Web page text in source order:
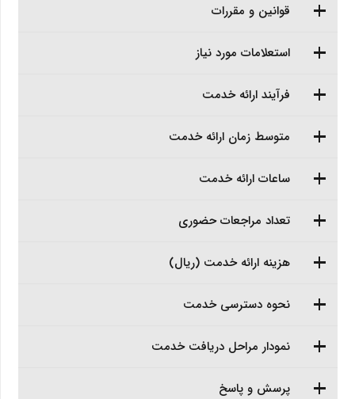
قوانین و مقررات
استعلامات مورد نیاز
فرآیند ارائه خدمت
متوسط زمان ارائه خدمت
ساعات ارائه خدمت
تعداد مراجعات حضوری
هزینه ارائه خدمت (ریال)
نحوه دسترسی خدمت
نمودار مراحل دریافت خدمت
پرسش و پاسخ